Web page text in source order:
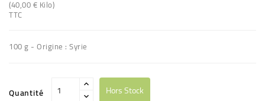
(40,00 € Kilo)
TTC
100 g - Origine : Syrie
Quantité Hors Stock